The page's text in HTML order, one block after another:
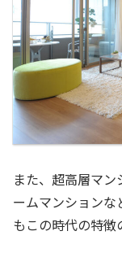
また、超高層マ
ームマンションな
もこの時代の特徴